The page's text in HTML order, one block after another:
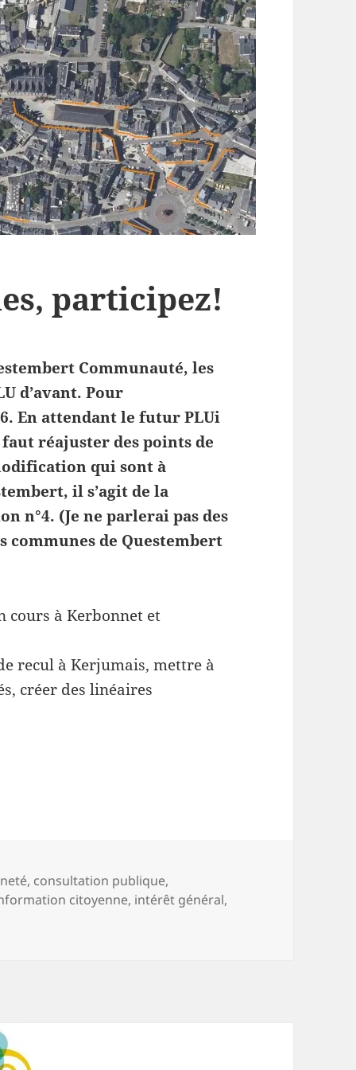
participez!
Communauté, les
d’avant. Pour
En attendant le futur PLUi
réajuster des points de
qui sont à
il s’agit de la
n°4. (Je ne parlerai pas des
communes de Questembert
cours à Kerbonnet et
recul à Kerjumais, mettre à
créer des linéaires
participez!
, consultation publique,
citoyenne, intérêt général,